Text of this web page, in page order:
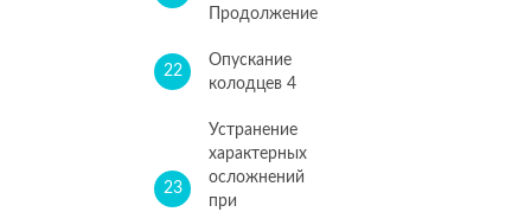
Продолжение
22
Опускание
колодцев 4
23
Устранение
характерных
осложнений
при